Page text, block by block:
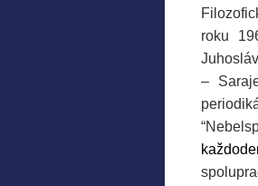
roku
–